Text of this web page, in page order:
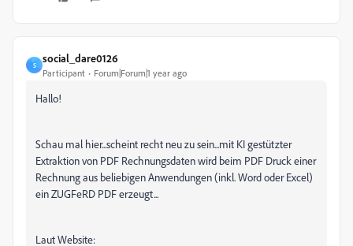
S
social_dare0126
Participant Forum|Forum|1 year ago
Hallo!
Schau mal hier...scheint recht neu zu sein...mit KI gestützter
Extraktion von PDF Rechnungsdaten wird beim PDF Druck einer
Rechnung aus beliebigen Anwendungen (inkl. Word oder Excel)
ein ZUGFeRD PDF erzeugt...
Laut Website: